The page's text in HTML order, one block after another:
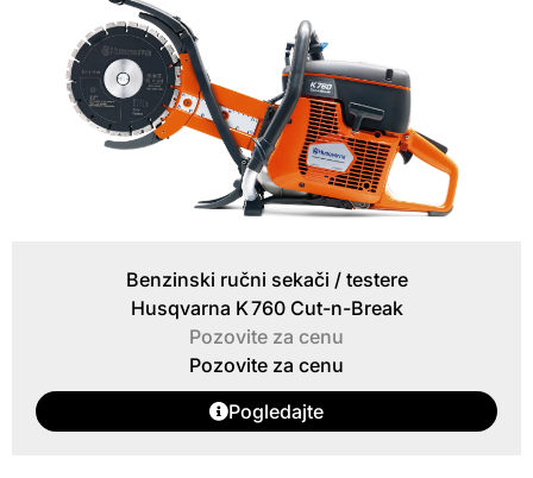
Benzinski ručni sekači / testere
Husqvarna K 760 Cut-n-Break
Pozovite za cenu
Pozovite za cenu
Pogledajte